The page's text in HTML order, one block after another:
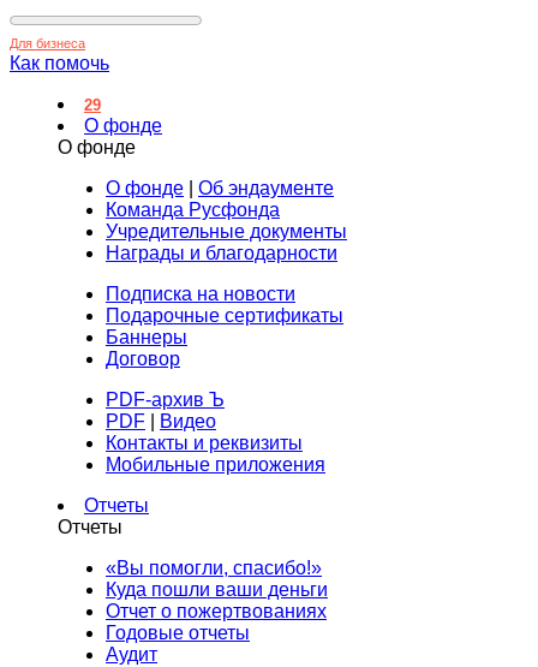
Для бизнеса
Как помочь
29
О фонде
О фонде
О фонде
Об эндаументе
Команда Русфонда
Учредительные документы
Награды и благодарности
Подписка на новости
Подарочные сертификаты
Баннеры
Договор
PDF-архив Ъ
PDF
Видео
Контакты и реквизиты
Мобильные приложения
Отчеты
Отчеты
«Вы помогли, спасибо!»
Куда пошли ваши деньги
Отчет о пожертвованиях
Годовые отчеты
Аудит